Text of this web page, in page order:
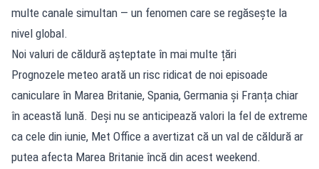
multe canale simultan — un fenomen care se regăsește la
nivel global.
Noi valuri de căldură așteptate în mai multe țări
Prognozele meteo arată un risc ridicat de noi episoade
caniculare în Marea Britanie, Spania, Germania și Franța chiar
în această lună. Deși nu se anticipează valori la fel de extreme
ca cele din iunie, Met Office a avertizat că un val de căldură ar
putea afecta Marea Britanie încă din acest weekend.